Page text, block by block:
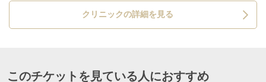
クリニックの詳細を見る
このチケットを見ている人におすすめ